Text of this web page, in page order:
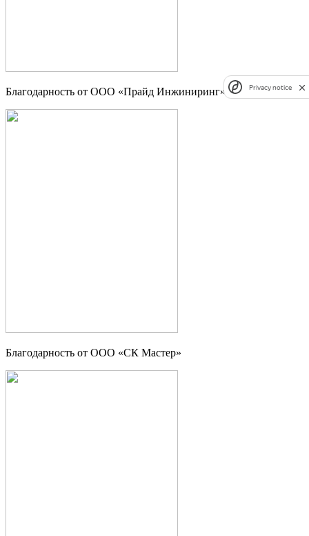
Благодарность от ООО «Прайд Инжиниринг»
Благодарность от ООО «СК Мастер»
Privacy notice